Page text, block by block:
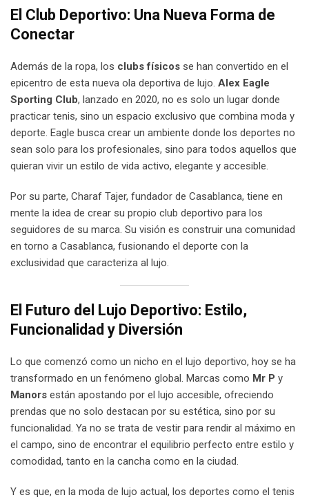
El Club Deportivo: Una Nueva Forma de
Conectar
Además de la ropa, los clubs físicos se han convertido en el
epicentro de esta nueva ola deportiva de lujo. Alex Eagle
Sporting Club, lanzado en 2020, no es solo un lugar donde
practicar tenis, sino un espacio exclusivo que combina moda y
deporte. Eagle busca crear un ambiente donde los deportes no
sean solo para los profesionales, sino para todos aquellos que
quieran vivir un estilo de vida activo, elegante y accesible.
Por su parte, Charaf Tajer, fundador de Casablanca, tiene en
mente la idea de crear su propio club deportivo para los
seguidores de su marca. Su visión es construir una comunidad
en torno a Casablanca, fusionando el deporte con la
exclusividad que caracteriza al lujo.
El Futuro del Lujo Deportivo: Estilo,
Funcionalidad y Diversión
Lo que comenzó como un nicho en el lujo deportivo, hoy se ha
transformado en un fenómeno global. Marcas como Mr P y
Manors están apostando por el lujo accesible, ofreciendo
prendas que no solo destacan por su estética, sino por su
funcionalidad. Ya no se trata de vestir para rendir al máximo en
el campo, sino de encontrar el equilibrio perfecto entre estilo y
comodidad, tanto en la cancha como en la ciudad.
Y es que, en la moda de lujo actual, los deportes como el tenis